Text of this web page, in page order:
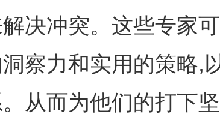
决冲突。这些专家
察力和实用的策略,
从而为他们的打下